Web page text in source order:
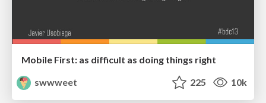
Mobile First: as difficult as doing things right
swwweet
225 10k